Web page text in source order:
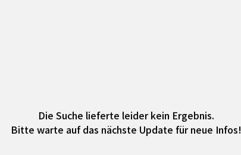
Die Suche lieferte leider kein Ergebnis.
Bitte warte auf das nächste Update für neue Infos!